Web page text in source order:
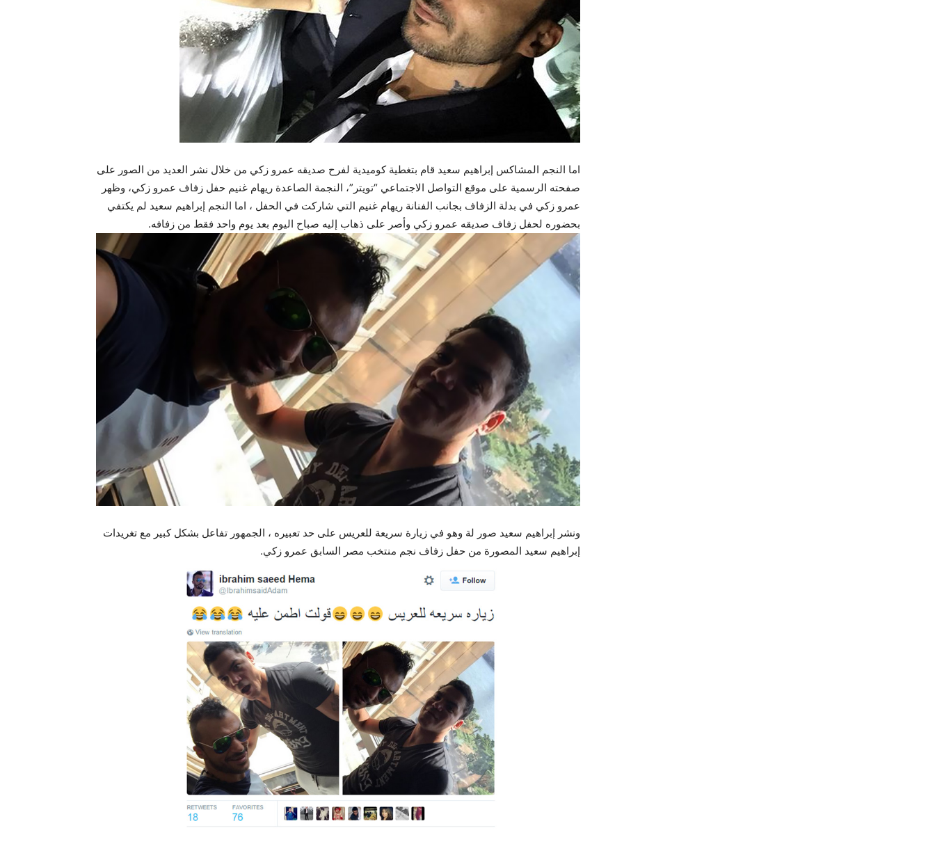
اما النجم المشاكس إبراهيم سعيد قام بتغطية كوميدية لفرح صديقه عمرو زكي من خلال نشر العديد من الصور على
صفحته الرسمية على موقع التواصل الاجتماعي “تويتر”، النجمة الصاعدة ريهام غنيم حفل زفاف عمرو زكي، وظهر
عمرو زكي في بدلة الزفاف بجانب الفنانة ريهام غنيم التي شاركت في الحفل ، اما النجم إبراهيم سعيد لم يكتفي
بحضوره لحفل زفاف صديقه عمرو زكي وأصر على ذهاب إليه صباح اليوم بعد يوم واحد فقط من زفافه.
ونشر إبراهيم سعيد صور لة وهو في زيارة سريعة للعريس على حد تعبيره ، الجمهور تفاعل بشكل كبير مع تغريدات
إبراهيم سعيد المصورة من حفل زفاف نجم منتخب مصر السابق عمرو زكي.